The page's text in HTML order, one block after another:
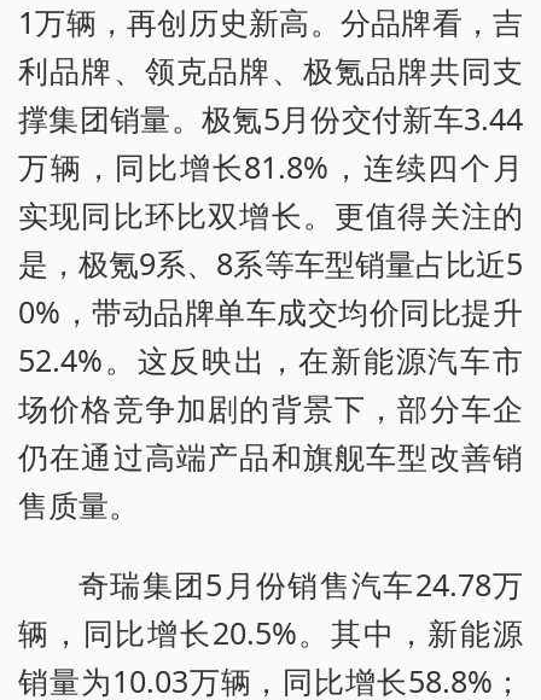
1万辆，再创历史新高。分品牌看，吉
利品牌、领克品牌、极氪品牌共同支
撑集团销量。极氪5月份交付新车3.44
万辆，同比增长81.8%，连续四个月
实现同比环比双增长。更值得关注的
是，极氪9系、8系等车型销量占比近5
0%，带动品牌单车成交均价同比提升
52.4%。这反映出，在新能源汽车市
场价格竞争加剧的背景下，部分车企
仍在通过高端产品和旗舰车型改善销
售质量。
奇瑞集团5月份销售汽车24.78万
辆，同比增长20.5%。其中，新能源
销量为10.03万辆，同比增长58.8%；